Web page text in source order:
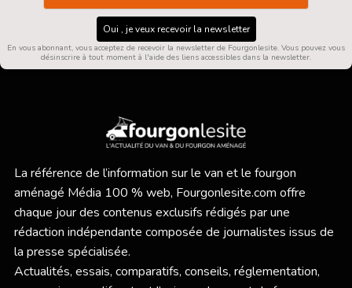
Oui , je veux recevoir la newsletter
En vous abonnant, vous acceptez de recevoir la newsletter de Fourgonlesite. Vous pouvez vous
désinscrire à tout moment à l'aide des liens accessibles dans la newsletter.
La référence de l’information sur le van et le fourgon
aménagé Média 100 % web, Fourgonlesite.com offre
chaque jour des contenus exclusifs rédigés par une
rédaction indépendante composée de journalistes issus de
la presse spécialisée.
Actualités, essais, comparatifs, conseils, réglementation,